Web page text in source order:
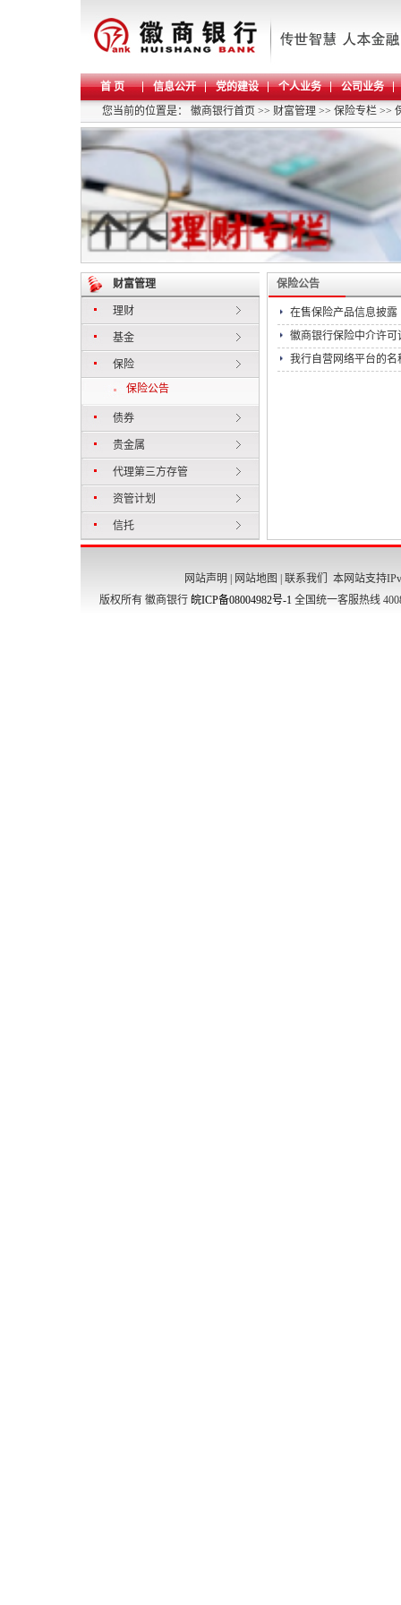
首 页 信息公开 党的建设 个人业务
公司业务
您当前的位置是： 徽商银行首页 >> 财富管理 >> 保险专栏 >>
财富管理
理财
基金
保险
保险公告
债券
贵金属
代理第三方存管
资管计划
信托
保险公告
在售保险产品信息披露
徽商银行保险中介许可
我行自营网络平台的名
网站声明 网站地图 联系我们
本网站支持
版权所有 徽商银行 皖ICP备08004982号-1 全国统一客服热线